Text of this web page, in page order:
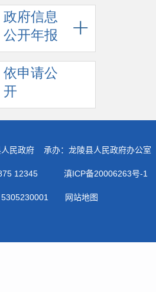
政府信息
公开年报
依申请公
开